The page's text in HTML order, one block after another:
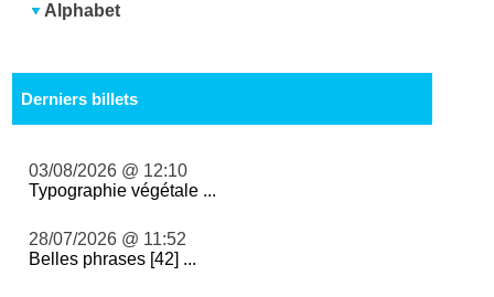
Alphabet
Derniers billets
03/08/2026 @ 12:10
Typographie végétale ...
28/07/2026 @ 11:52
Belles phrases [42] ...